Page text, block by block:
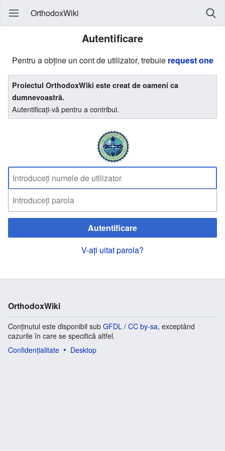
OrthodoxWiki
Autentificare
Pentru a obține un cont de utilizator, trebuie request one
Proiectul OrthodoxWiki este creat de oameni ca
dumnevoastră.
Autentificați-vă pentru a contribui.
Autentificare
V-ați uitat parola?
OrthodoxWiki
Conținutul este disponibil sub GFDL / CC by-sa, exceptând
cazurile în care se specifică altfel.
Confidențialitate
Desktop